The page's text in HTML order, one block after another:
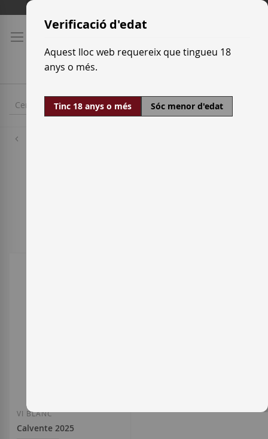
Skip
Content
VI BLANC
Calvente 2025
Verificació d'edat
Aquest lloc web requereix que tingueu 18
anys o més.
Tinc 18 anys o més Sóc menor d'edat